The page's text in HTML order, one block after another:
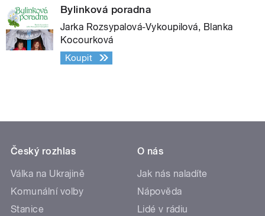
Bylinková poradna
Jarka Rozsypalová-Vykoupilová, Blanka
Kocourková
Koupit
Český rozhlas
Válka na Ukrajině
Komunální volby
Stanice
O nás
Jak nás naladíte
Nápověda
Lidé v rádiu